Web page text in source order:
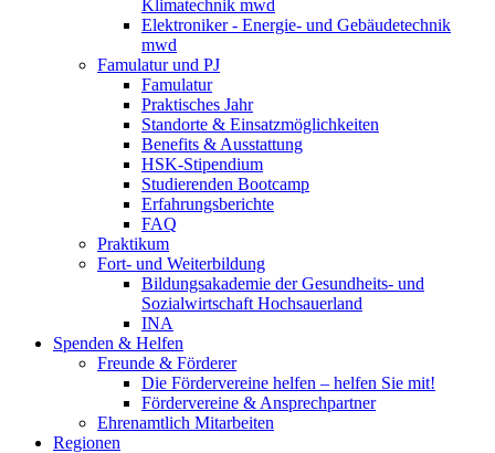
Klimatechnik mwd
Elektroniker - Energie- und Gebäudetechnik
mwd
Famulatur und PJ
Famulatur
Praktisches Jahr
Standorte & Einsatzmöglichkeiten
Benefits & Ausstattung
HSK-Stipendium
Studierenden Bootcamp
Erfahrungsberichte
FAQ
Praktikum
Fort- und Weiterbildung
Bildungsakademie der Gesundheits- und
Sozialwirtschaft Hochsauerland
INA
Spenden & Helfen
Freunde & Förderer
Die Fördervereine helfen – helfen Sie mit!
Fördervereine & Ansprechpartner
Ehrenamtlich Mitarbeiten
Regionen